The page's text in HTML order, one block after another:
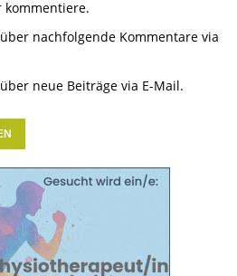
kommentiere.
nachfolgende Kommentare via
neue Beiträge via E-Mail.